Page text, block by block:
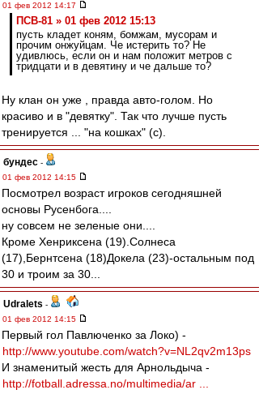
01 фев 2012 14:17
ПСВ-81 » 01 фев 2012 15:13
пусть кладет коням, бомжам, мусорам и
прочим онжуйцам. Че истерить то? Не
удивлюсь, если он и нам положит метров с
тридцати и в девятину и че дальше то?
Ну клан он уже , правда авто-голом. Но
красиво и в "девятку". Так что лучше пусть
тренируется ... "на кошках" (с).
бундес -
01 фев 2012 14:15
Посмотрел возраст игроков сегодняшней
основы Русенбога....
ну совсем не зеленые они....
Кроме Хенриксена (19).Солнеса
(17),Бернтсена (18)Докела (23)-остальным под
30 и троим за 30...
Udralets -
01 фев 2012 14:15
Первый гол Павлюченко за Локо) -
http://www.youtube.com/watch?v=NL2qv2m13ps
И знаменитый жесть для Арнольдыча -
http://fotball.adressa.no/multimedia/ar ...